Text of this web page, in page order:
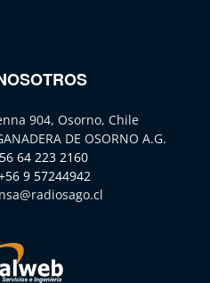
904, Osorno, Chile
DE OSORNO A.G.
64 223 2160
9 57244942